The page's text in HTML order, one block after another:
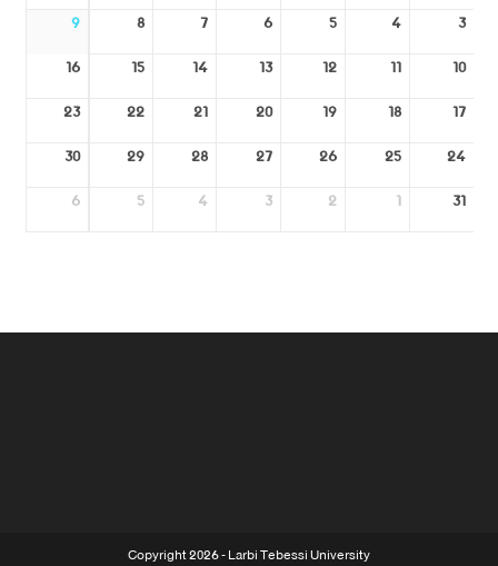
3
4
5
6
7
8
9
10
11
12
13
14
15
16
17
18
19
20
21
22
23
24
25
26
27
28
29
30
31
1
2
3
4
5
6
Copyright 2026 - Larbi Tebessi University